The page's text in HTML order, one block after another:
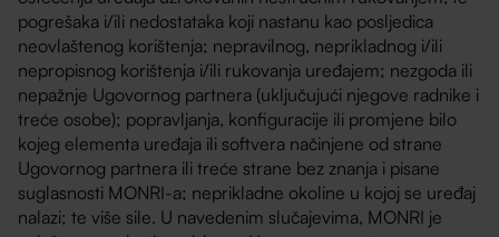
pogrešaka i/ili nedostataka koji nastanu kao posljedica
neovlaštenog korištenja; nepravilnog, neprikladnog i/ili
nepropisnog korištenja i/ili rukovanja uređajem; nezgoda ili
nepažnje Ugovornog partnera (uključujući njegove radnike i
treće osobe); popravljanja, konfiguracije ili promjene bilo
kojeg elementa uređaja ili softvera načinjene od strane
Ugovornog partnera ili treće strane bez znanja i pisane
suglasnosti MONRI-a; neprikladne okoline u kojoj se uređaj
nalazi; te više sile. U navedenim slučajevima, MONRI je